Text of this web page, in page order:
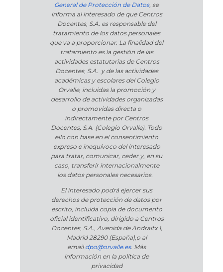
General de Protección de Datos, se
informa al interesado de que Centros
Docentes, S.A. es responsable del
tratamiento de los datos personales
que va a proporcionar. La finalidad del
tratamiento es la gestión de las
actividades estatutarias de Centros
Docentes, S.A. y de las actividades
académicas y escolares del Colegio
Orvalle, incluidas la promoción y
desarrollo de actividades organizadas
o promovidas directa o
indirectamente por Centros
Docentes, S.A. (Colegio Orvalle). Todo
ello con base en el consentimiento
expreso e inequívoco del interesado
para tratar, comunicar, ceder y, en su
caso, transferir internacionalmente
los datos personales necesarios.
El interesado podrá ejercer sus
derechos de protección de datos por
escrito, incluida copia de documento
oficial identificativo, dirigido a Centros
Docentes, S.A., Avenida de Andraitx 1,
Madrid 28290 (España), o al
emaildpo@orvalle.es. Más
información en la política de
privacidad